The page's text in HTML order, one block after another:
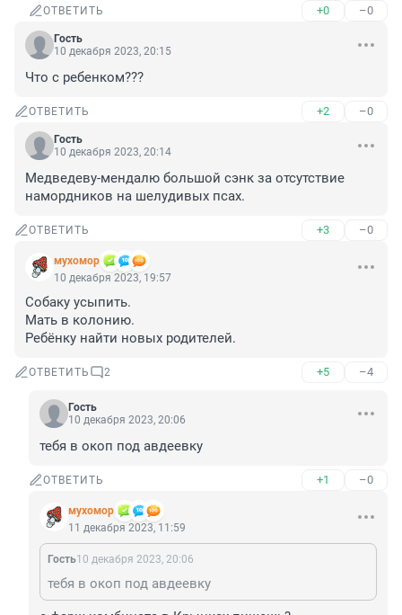
ОТВЕТИТЬ +0 –0
Гость
10 декабря 2023, 20:15
Что с ребенком???
ОТВЕТИТЬ +2 –0
Гость
10 декабря 2023, 20:14
Медведеву-мендалю большой сэнк за отсутствие
намордников на шелудивых псах.
ОТВЕТИТЬ +3 –0
мухомор
10 декабря 2023, 19:57
Собаку усыпить.
Мать в колонию.
Ребёнку найти новых родителей.
ОТВЕТИТЬ 2 +5 –4
Гость
10 декабря 2023, 20:06
тебя в окоп под авдеевку
ОТВЕТИТЬ +1 –0
мухомор
11 декабря 2023, 11:59
Гость10 декабря 2023, 20:06
тебя в окоп под авдеевку